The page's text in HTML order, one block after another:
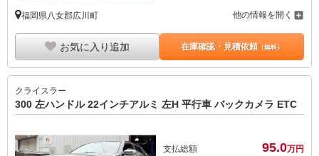
福岡県八女郡広川町 他の情報を開く
お気に入り追加 在庫確認・見積依頼（無料）
クライスラー
300 左ハンドル 22インチアルミ 左H 平行車 バックカメラ ETC
支払総額 95.0万円